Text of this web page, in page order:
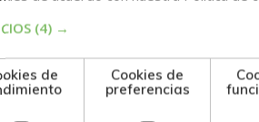
(4) →
de
Cookies de
preferencias